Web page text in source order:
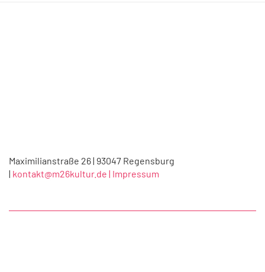
Maximilianstraße 26 | 93047 Regensburg
| kontakt@m26kultur.de | Impressum